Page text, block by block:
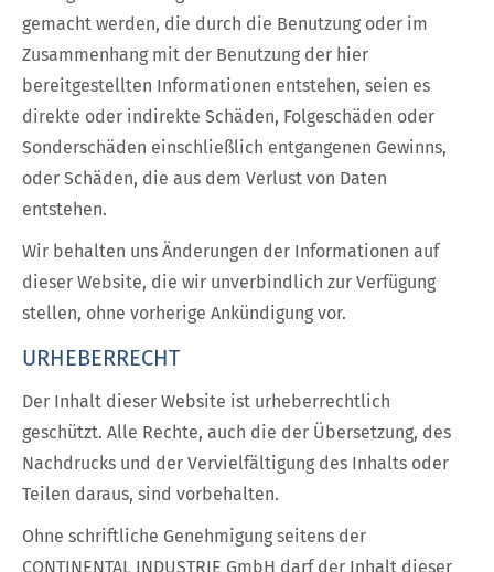
gemacht werden, die durch die Benutzung oder im
Zusammenhang mit der Benutzung der hier
bereitgestellten Informationen entstehen, seien es
direkte oder indirekte Schäden, Folgeschäden oder
Sonderschäden einschließlich entgangenen Gewinns,
oder Schäden, die aus dem Verlust von Daten
entstehen.
Wir behalten uns Änderungen der Informationen auf
dieser Website, die wir unverbindlich zur Verfügung
stellen, ohne vorherige Ankündigung vor.
URHEBERRECHT
Der Inhalt dieser Website ist urheberrechtlich
geschützt. Alle Rechte, auch die der Übersetzung, des
Nachdrucks und der Vervielfältigung des Inhalts oder
Teilen daraus, sind vorbehalten.
Ohne schriftliche Genehmigung seitens der
CONTINENTAL INDUSTRIE GmbH darf der Inhalt dieser